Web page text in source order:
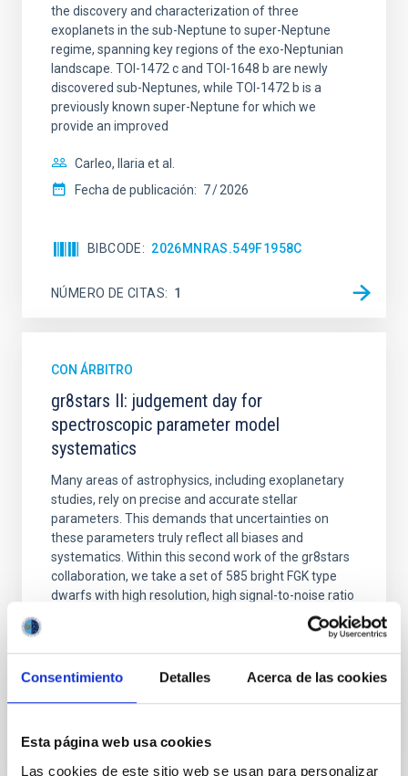
Consentimiento Detalles Acerca de las cookies
Esta página web usa cookies
Las cookies de este sitio web se usan para personalizar
the discovery and characterization of three
exoplanets in the sub-Neptune to super-Neptune
regime, spanning key regions of the exo-Neptunian
landscape. TOI-1472 c and TOI-1648 b are newly
discovered sub-Neptunes, while TOI-1472 b is a
previously known super-Neptune for which we
provide an improved
Carleo, Ilaria et al.
Fecha de publicación: 7 2026
BIBCODE 2026MNRAS.549F1958C
NÚMERO DE CITAS 1
CON ÁRBITRO
gr8stars II: judgement day for
spectroscopic parameter model
systematics
Many areas of astrophysics, including exoplanetary
studies, rely on precise and accurate stellar
parameters. This demands that uncertainties on
these parameters truly reflect all biases and
systematics. Within this second work of the gr8stars
collaboration, we take a set of 585 bright FGK type
dwarfs with high resolution, high signal-to-noise ratio